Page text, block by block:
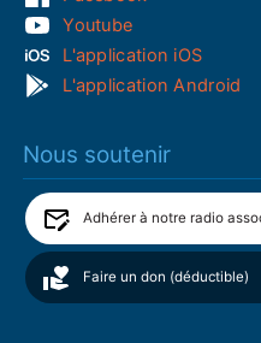
Youtube
L'application iOS
L'application Android
Nous soutenir
Adhérer à notre radio
Faire un don (déductible)